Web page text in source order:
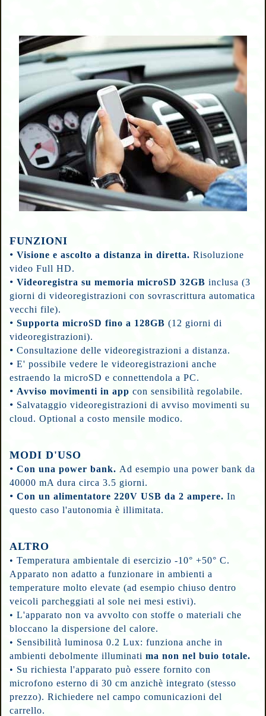
FUNZIONI
• Visione e ascolto a distanza in diretta.Risoluzione
video Full HD.
• Videoregistra su memoria microSD 32GBinclusa (3
giorni di videoregistrazioni con sovrascrittura automatica
vecchi file).
• Supporta microSD fino a 128GB (12 giorni di
videoregistrazioni).
• Consultazione delle videoregistrazioni a distanza.
• E' possibile vedere le videoregistrazioni anche
estraendo la microSD e connettendola a PC.
• Avviso movimenti in app con sensibilità regolabile.
• Salvataggio videoregistrazioni di avviso movimenti su
cloud. Optional a costo mensile modico.
MODI D'USO
• Con una power bank. Ad esempio una power bank da
40000 mA dura circa 3.5 giorni.
• Con un alimentatore 220V USB da 2 ampere.In
questo caso l'autonomia è illimitata.
ALTRO
• Temperatura ambientale di esercizio -10° +50° C.
Apparato non adatto a funzionare in ambienti a
temperature molto elevate (ad esempio chiuso dentro
veicoli parcheggiati al sole nei mesi estivi).
• L'apparato non va avvolto con stoffe o materiali che
bloccano la dispersione del calore.
• Sensibilità luminosa 0.2 Lux: funziona anche in
ambienti debolmente illuminatima non nel buio totale.
• Su richiesta l'apparato può essere fornito con
microfono esterno di 30 cm anzichè integrato (stesso
prezzo). Richiedere nel campo comunicazioni del
carrello.